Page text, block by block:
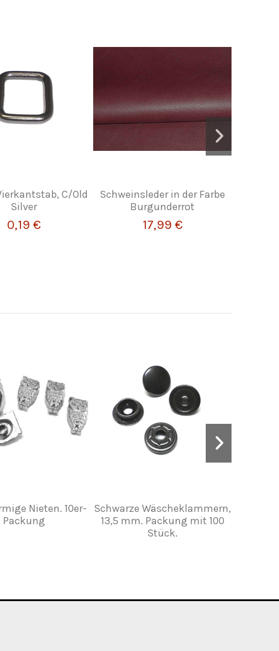
C/Old
Silver
0,19 €
Schweinsleder in der Farbe
Burgunderrot
17,99 €
Nieten. 10er-
Packung
Schwarze Wäscheklammern,
13,5 mm. Packung mit 100
Stück.